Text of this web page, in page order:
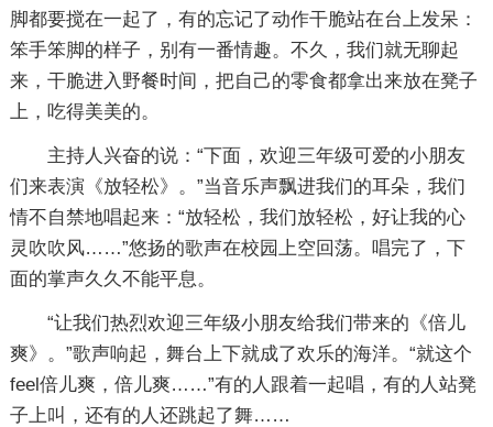
脚都要搅在一起了，有的忘记了动作干脆站在台上发呆：
笨手笨脚的样子，别有一番情趣。不久，我们就无聊起
来，干脆进入野餐时间，把自己的零食都拿出来放在凳子
上，吃得美美的。
主持人兴奋的说：“下面，欢迎三年级可爱的小朋友
们来表演《放轻松》。”当音乐声飘进我们的耳朵，我们
情不自禁地唱起来：“放轻松，我们放轻松，好让我的心
灵吹吹风……”悠扬的歌声在校园上空回荡。唱完了，下
面的掌声久久不能平息。
“让我们热烈欢迎三年级小朋友给我们带来的《倍儿
爽》。”歌声响起，舞台上下就成了欢乐的海洋。“就这个
feel倍儿爽，倍儿爽……”有的人跟着一起唱，有的人站凳
子上叫，还有的人还跳起了舞……